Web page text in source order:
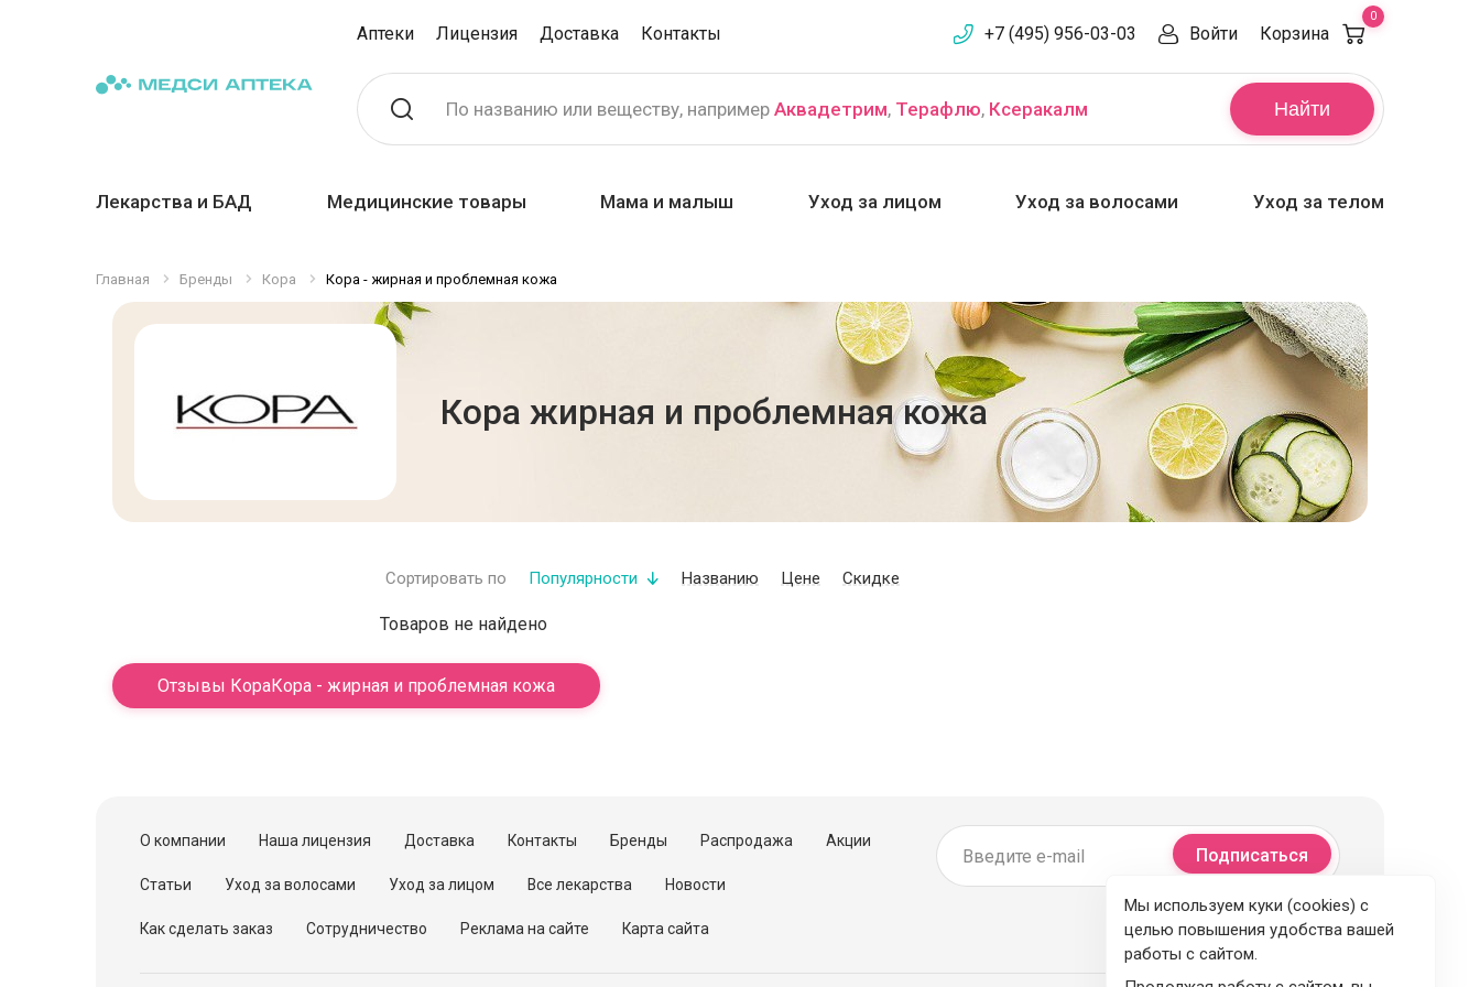
Аптеки Лицензия Доставка Контакты +7 (495) 956-03-03 Войти Корзина
0
Найти
По названию или веществу, например Аквадетрим, Терафлю, Ксеракалм
Лекарства и БАД Медицинские товары Мама и малыш Уход за лицом Уход за волосами Уход за телом
Главная Бренды Кора Кора - жирная и проблемная кожа
Кора жирная и проблемная кожа
Сортировать по Популярности Названию Цене Скидке
Товаров не найдено
Отзывы КораКора - жирная и проблемная кожа
О компании Наша лицензия Доставка Контакты Бренды Распродажа Акции
Статьи Уход за волосами Уход за лицом Все лекарства Новости
Как сделать заказ Сотрудничество Реклама на сайте Карта сайта
Подписаться
Мы используем куки (cookies) с
целью повышения удобства вашей
работы с сайтом.